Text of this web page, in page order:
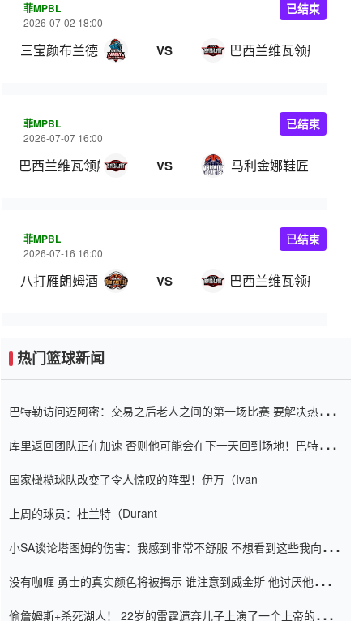
菲MPBL
2026-07-02 18:00
三宝颜布兰德 VS 巴西兰维瓦领航
已结束
菲MPBL
2026-07-07 16:00
巴西兰维瓦领航 VS 马利金娜鞋匠
已结束
菲MPBL
2026-07-16 16:00
八打雁朗姆酒 VS 巴西兰维瓦领航
已结束
热门篮球新闻
巴特勒访问迈阿密：交易之后老人之间的第一场比赛 要解决热情的
库里返回团队正在加速 否则他可能会在下一天回到场地！巴特勒迈
国家橄榄球队改变了令人惊叹的阵型！伊万（Ivan
上周的球员：杜兰特（Durant
小SA谈论塔图姆的伤害：我感到非常不舒服 不想看到这些我向他
没有咖喱 勇士的真实颜色将被揭示 谁注意到威金斯 他讨厌他的老
偷詹姆斯+杀死湖人！ 22岁的雷霆遗弃儿子上演了一个上帝的剧